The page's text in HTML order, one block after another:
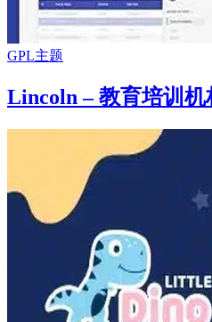
GPL主题
Lincoln – 教育培训机